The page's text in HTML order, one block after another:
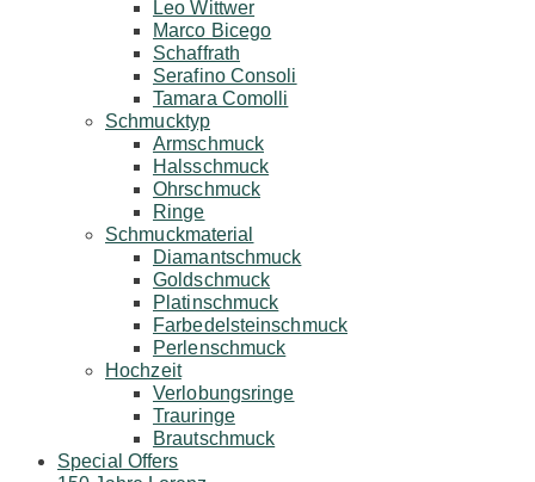
Leo Wittwer
Marco Bicego
Schaffrath
Serafino Consoli
Tamara Comolli
Schmucktyp
Armschmuck
Halsschmuck
Ohrschmuck
Ringe
Schmuckmaterial
Diamantschmuck
Goldschmuck
Platinschmuck
Farbedelsteinschmuck
Perlenschmuck
Hochzeit
Verlobungsringe
Trauringe
Brautschmuck
Special Offers